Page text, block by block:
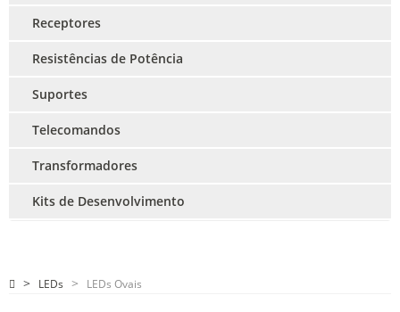
Receptores
Resistências de Potência
Suportes
Telecomandos
Transformadores
Kits de Desenvolvimento
LEDs LEDs Ovais